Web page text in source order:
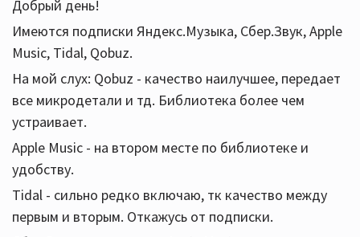
Добрый день!
Имеются подписки Яндекс.Музыка, Сбер.Звук, Apple
Music, Tidal, Qobuz.
На мой слух: Qobuz - качество наилучшее, передает
все микродетали и тд. Библиотека более чем
устраивает.
Apple Music - на втором месте по библиотеке и
удобству.
Tidal - сильно редко включаю, тк качество между
первым и вторым. Откажусь от подписки.